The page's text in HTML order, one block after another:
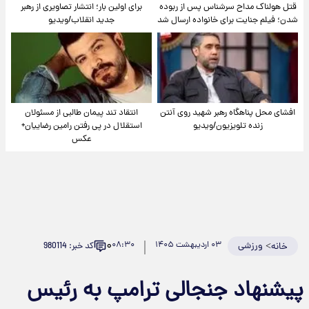
قتل هولناک مداح سرشناس پس از ربوده
شدن؛ فیلم جنایت برای خانواده ارسال شد
برای اولین بار؛ انتشار تصاویری از رهبر
جدید انقلاب/ویدیو
افشای محل پناهگاه‌ رهبر شهید روی آنتن
زنده تلویزیون/ویدیو
انتقاد تند پیمان طالبی از مسئولان
استقلال در پی رفتن رامین رضاییان+
عکس
خانه> ورزشی ۰۳ اردیبهشت ۱۴۰۵ ۰۸:۳۰۰ کد خبر: 980114
پیشنهاد جنجالی ترامپ به رئیس